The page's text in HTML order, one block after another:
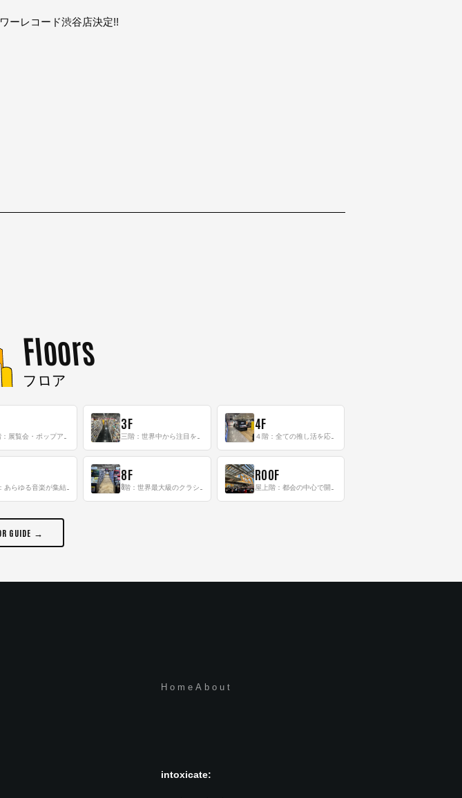
ーレコード渋谷店決定!!
Floors
フロア
3F 4F
４階：全ての推し活を応援するフロア！
7階：あらゆる音楽が集結する最多ジャンルフロア！
8F ROOF
GUIDE →
Home About
intoxicate: